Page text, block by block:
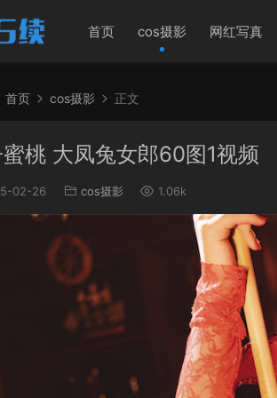
首页 cos摄影 网红写真
首页 cos摄影 正文
蜜桃 大凤兔女郎60图1视频
02-26 cos摄影 1.06k